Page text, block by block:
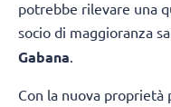
potrebbe rilevare una
socio di maggioranza
Gabana.
Con la nuova